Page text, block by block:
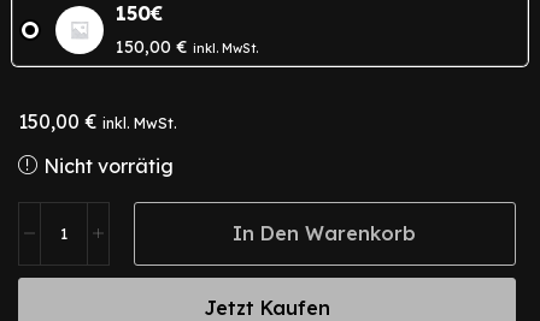
150€
150,00 € inkl. MwSt.
150,00 € inkl. MwSt.
Nicht vorrätig
In Den Warenkorb
Jetzt Kaufen